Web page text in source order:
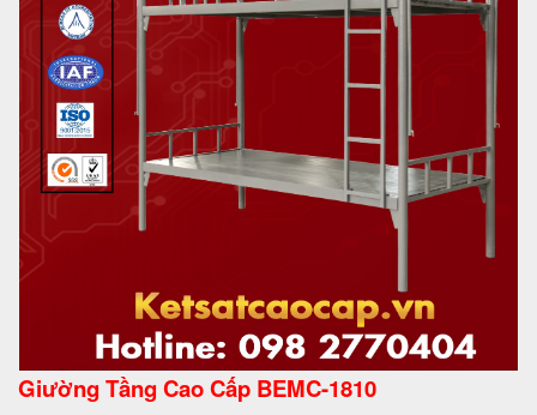
Giường Tầng Cao Cấp BEMC-1810